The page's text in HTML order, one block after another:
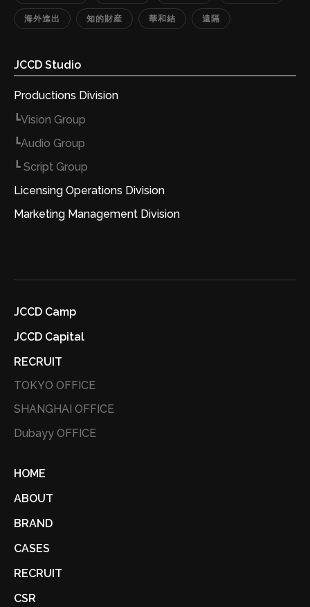
海外進出 知的財産 華和結 遠隔
JCCD Studio
Productions Division
┗Vision Group
┗Audio Group
┗ Script Group
Licensing Operations Division
Marketing Management Division
JCCD Camp
JCCD Capital
RECRUIT
TOKYO OFFICE
SHANGHAI OFFICE
Dubayy OFFICE
HOME
ABOUT
BRAND
CASES
RECRUIT
CSR